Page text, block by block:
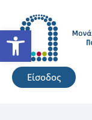
Ανοίξτε
Είσοδος